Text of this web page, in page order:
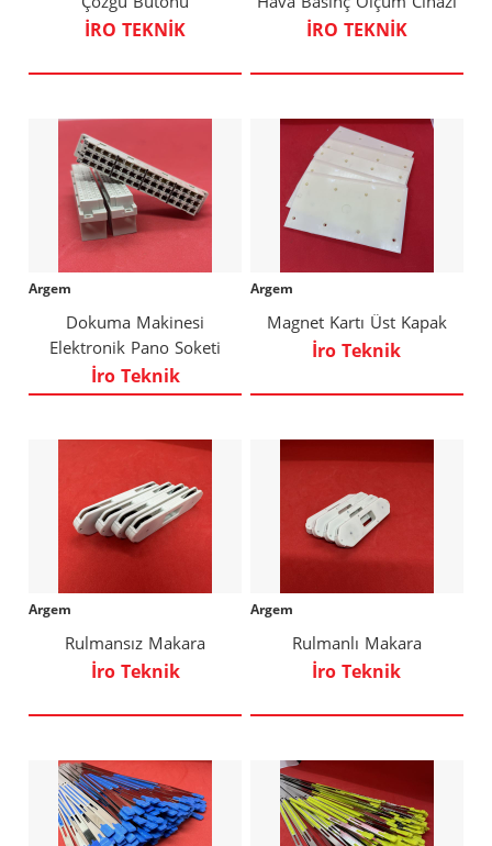
İRO TEKNİK İRO TEKNİK
Argem
Dokuma Makinesi
Elektronik Pano Soketi
İro Teknik
Argem
Magnet Kartı Üst Kapak
İro Teknik
Argem
Rulmansız Makara
İro Teknik
Argem
Rulmanlı Makara
İro Teknik